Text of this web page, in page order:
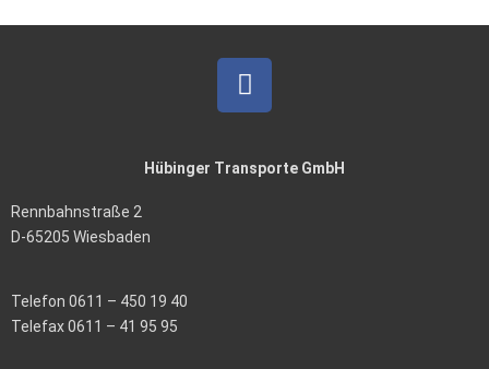
Hübinger Transporte GmbH
Rennbahnstraße 2
D-65205 Wiesbaden
Telefon 0611 – 450 19 40
Telefax 0611 – 41 95 95